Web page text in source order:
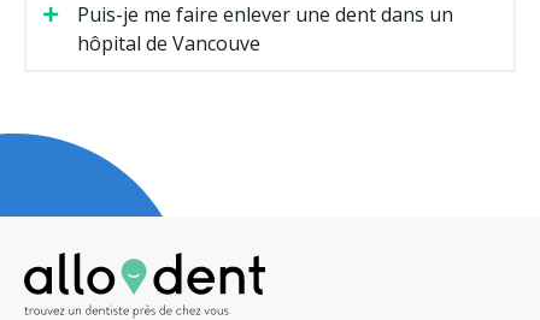
Puis-je me faire enlever une dent dans un
hôpital de Vancouve